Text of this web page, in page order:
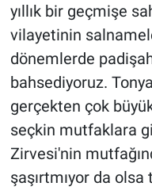
yıllık bir geçmişe
vilayetinin
dönemlerde
bahsediyoruz.
gerçekten çok
seçkin mutfaklara
Zirvesi'nin
şaşırtmıyor da olsa